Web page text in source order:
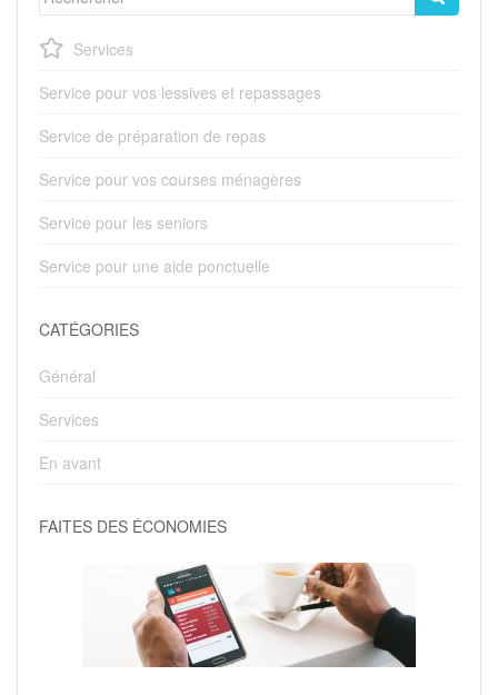
Services
Service pour vos lessives et repassages
Service de préparation de repas
Service pour vos courses ménagères
Service pour les seniors
Service pour une aide ponctuelle
CATÉGORIES
Général
Services
En avant
FAITES DES ÉCONOMIES